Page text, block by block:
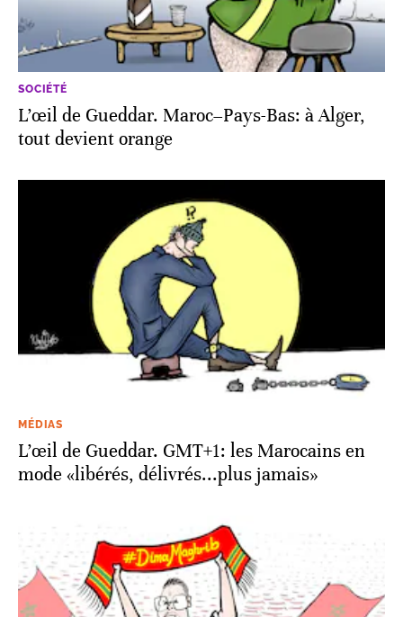
SOCIÉTÉ
L’œil de Gueddar. Maroc–Pays-Bas: à Alger,
tout devient orange
MÉDIAS
L’œil de Gueddar. GMT+1: les Marocains en
mode «libérés, délivrés...plus jamais»